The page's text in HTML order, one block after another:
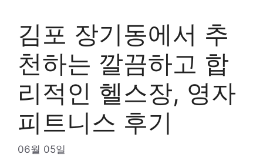
김포 장기동에서 추
천하는 깔끔하고 합
리적인 헬스장, 영자
피트니스 후기
06월 05일